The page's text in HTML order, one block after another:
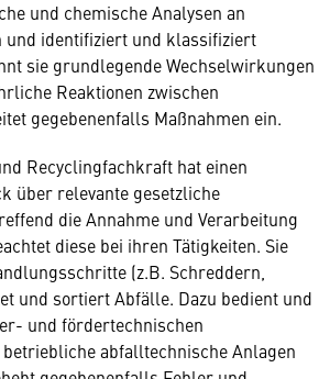
und chemische Analysen an
identifiziert und klassifiziert
sie grundlegende Wechselwirkungen
Reaktionen zwischen
gegebenenfalls Maßnahmen ein.
Recyclingfachkraft hat einen
über relevante gesetzliche
die Annahme und Verarbeitung
diese bei ihren Tätigkeiten. Sie
(z.B. Schreddern,
und sortiert Abfälle. Dazu bedient und
und fördertechnischen
abfalltechnische Anlagen